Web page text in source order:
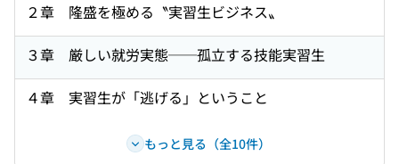
２章 隆盛を極める〝実習生ビジネス〟
３章 厳しい就労実態──孤立する技能実習生
４章 実習生が「逃げる」ということ
もっと見る（全10件）